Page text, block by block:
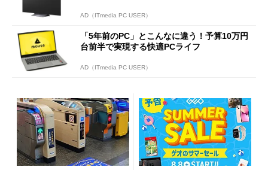
AD（ITmedia PC USER）
「5年前のPC」とこんなに違う！予算10万円
台前半で実現する快適PCライフ
AD（ITmedia PC USER）